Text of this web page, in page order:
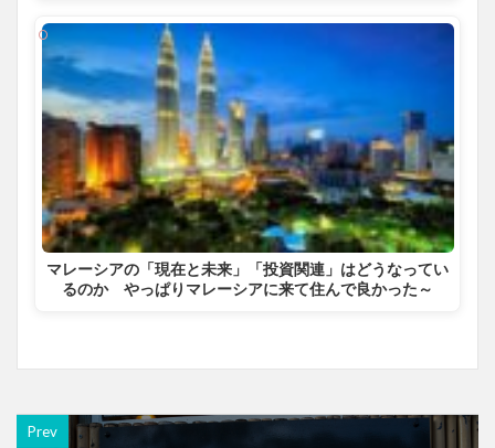
マレーシアの「現在と未来」「投資関連」はどうなってい
るのか やっぱりマレーシアに来て住んで良かった～
Prev